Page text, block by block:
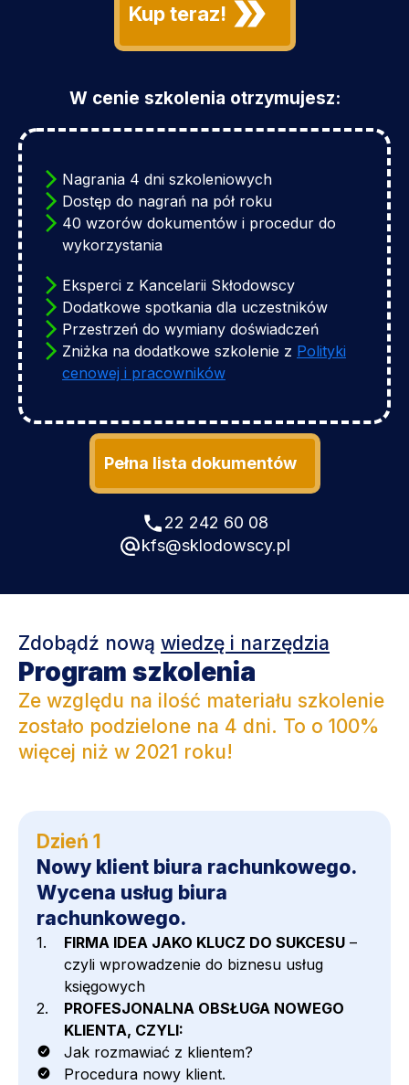
Kup teraz!
W cenie szkolenia otrzymujesz:
Nagrania 4 dni szkoleniowych
Dostęp do nagrań na pół roku
40 wzorów dokumentów i procedur do
wykorzystania
Eksperci z Kancelarii Skłodowscy
Dodatkowe spotkania dla uczestników
Przestrzeń do wymiany doświadczeń
Zniżka na dodatkowe szkolenie z Polityki
cenowej i pracowników
Pełna lista dokumentów
22 242 60 08
kfs@sklodowscy.pl
Zdobądź nową wiedzę i narzędzia
Program szkolenia
Ze względu na ilość materiału szkolenie
zostało podzielone na 4 dni. To o 100%
więcej niż w 2021 roku!
Dzień 1
Nowy klient biura rachunkowego.
Wycena usług biura
rachunkowego.
FIRMA IDEA JAKO KLUCZ DO SUKCESU –
czyli wprowadzenie do biznesu usług
księgowych
PROFESJONALNA OBSŁUGA NOWEGO
KLIENTA, CZYLI:
Jak rozmawiać z klientem?
Procedura nowy klient.